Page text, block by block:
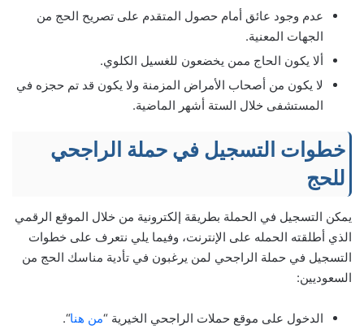
عدم وجود عائق أمام حصول المتقدم على تصريح الحج من
الجهات المعنية.
ألا يكون الحاج ممن يخضعون للغسيل الكلوي.
لا يكون من أصحاب الأمراض المزمنة ولا يكون قد تم حجزه في
المستشفى خلال الستة أشهر الماضية.
خطوات التسجيل في حملة الراجحي
للحج
يمكن التسجيل في الحملة بطريقة إلكترونية من خلال الموقع الرقمي
الذي أطلقته الحمله على الإنترنت، وفيما يلي نتعرف على خطوات
التسجيل في حملة الراجحي لمن يرغبون في تأدية مناسك الحج من
السعوديين:
الدخول على موقع حملات الراجحي الخيرية “من هنا“.